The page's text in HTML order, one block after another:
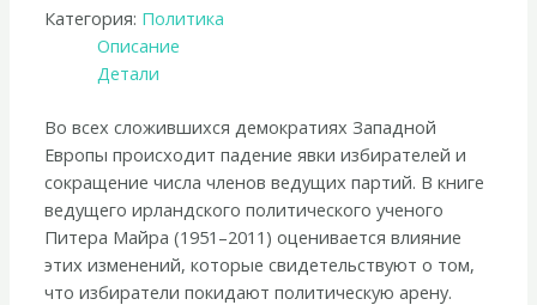
Категория: Политика
Описание
Детали
Во всех сложившихся демократиях Западной
Европы происходит падение явки избирателей и
сокращение числа членов ведущих партий. В книге
ведущего ирландского политического ученого
Питера Майра (1951–2011) оценивается влияние
этих изменений, которые свидетельствуют о том,
что избиратели покидают политическую арену.